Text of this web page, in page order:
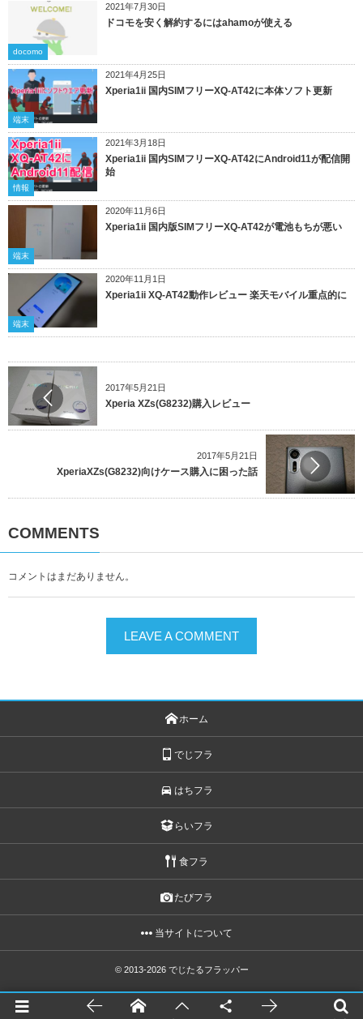
2021年7月30日
docomo
ドコモを安く解約するにはahamoが使える
2021年4月25日
端末
Xperia1ii 国内SIMフリーXQ-AT42に本体ソフト更新
2021年3月18日
情報
Xperia1ii 国内SIMフリーXQ-AT42にAndroid11が配信開
始
2020年11月6日
端末
Xperia1ii 国内版SIMフリーXQ-AT42が電池もちが悪い
2020年11月1日
端末
Xperia1ii XQ-AT42動作レビュー 楽天モバイル重点的に
2017年5月21日
Xperia XZs(G8232)購入レビュー
2017年5月21日
XperiaXZs(G8232)向けケース購入に困った話
COMMENTS
コメントはまだありません。
LEAVE A COMMENT
ホーム
でじフラ
はちフラ
らいフラ
食フラ
たびフラ
当サイトについて
© 2013-2026 でじたるフラッパー